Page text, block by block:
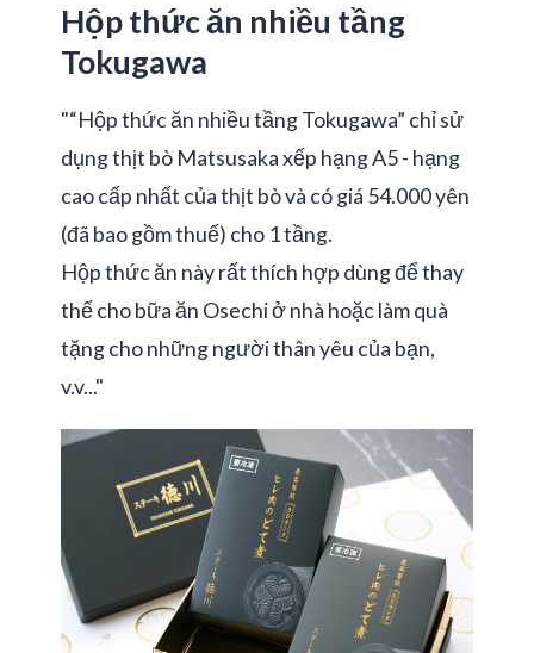
Hộp thức ăn nhiều tầng
Tokugawa
"“Hộp thức ăn nhiều tầng Tokugawa” chỉ sử
dụng thịt bò Matsusaka xếp hạng A5 - hạng
cao cấp nhất của thịt bò và có giá 54.000 yên
(đã bao gồm thuế) cho 1 tầng.
Hộp thức ăn này rất thích hợp dùng để thay
thế cho bữa ăn Osechi ở nhà hoặc làm quà
tặng cho những người thân yêu của bạn,
v.v..."